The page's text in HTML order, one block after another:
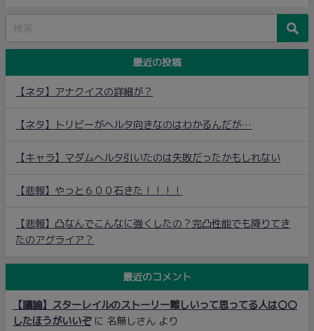
最近の投稿
【ネタ】アナクイスの詳細が？
【ネタ】トリビーがヘルタ向きなのはわかるんだが…
【キャラ】マダムヘルタ引いたのは失敗だったかもしれない
【悲報】やっと６００石きた！！！！
【悲報】凸なんでこんなに強くしたの？完凸性能でも降りてき
たのアグライア？
最近のコメント
【議論】スターレイルのストーリー難しいって思ってる人は〇〇
したほうがいいぞに 名無しさん より